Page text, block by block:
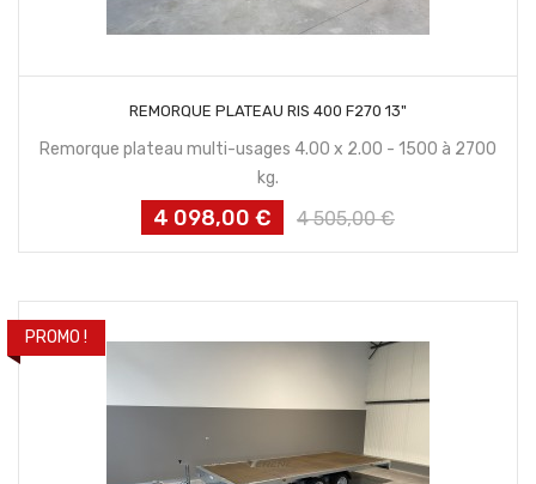
REMORQUE PLATEAU RIS 400 F270 13"
Remorque plateau multi-usages 4.00 x 2.00 - 1500 à 2700
kg.
Prix
4 098,00 €
Prix
4 505,00 €
PROMO !